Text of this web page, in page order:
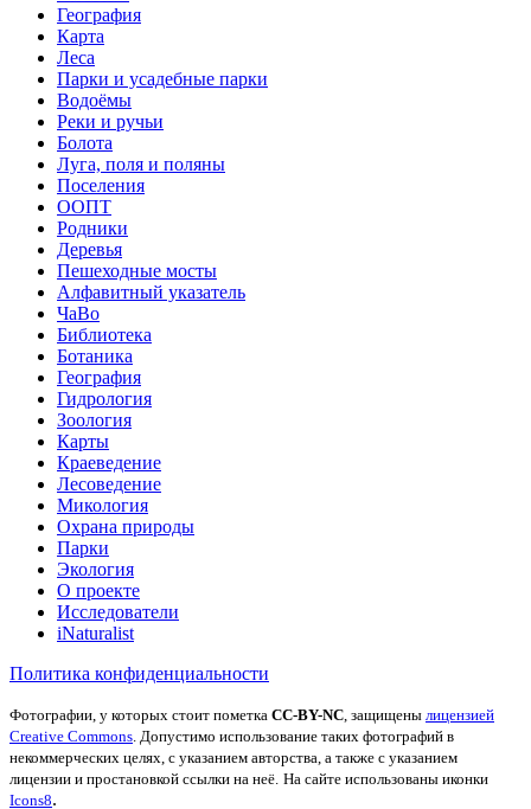
География
Карта
Леса
Парки и усадебные парки
Водоёмы
Реки и ручьи
Болота
Луга, поля и поляны
Поселения
ООПТ
Родники
Деревья
Пешеходные мосты
Алфавитный указатель
ЧаВо
Библиотека
Ботаника
География
Гидрология
Зоология
Карты
Краеведение
Лесоведение
Микология
Охрана природы
Парки
Экология
О проекте
Исследователи
iNaturalist
Политика конфиденциальности
Фотографии, у которых стоит пометка CC-BY-NC , защищены лицензией
Creative Commons . Допустимо использование таких фотографий в
некоммерческих целях, с указанием авторства, а также с указанием
лицензии и простановкой ссылки на неё. На сайте использованы иконки
Icons8.